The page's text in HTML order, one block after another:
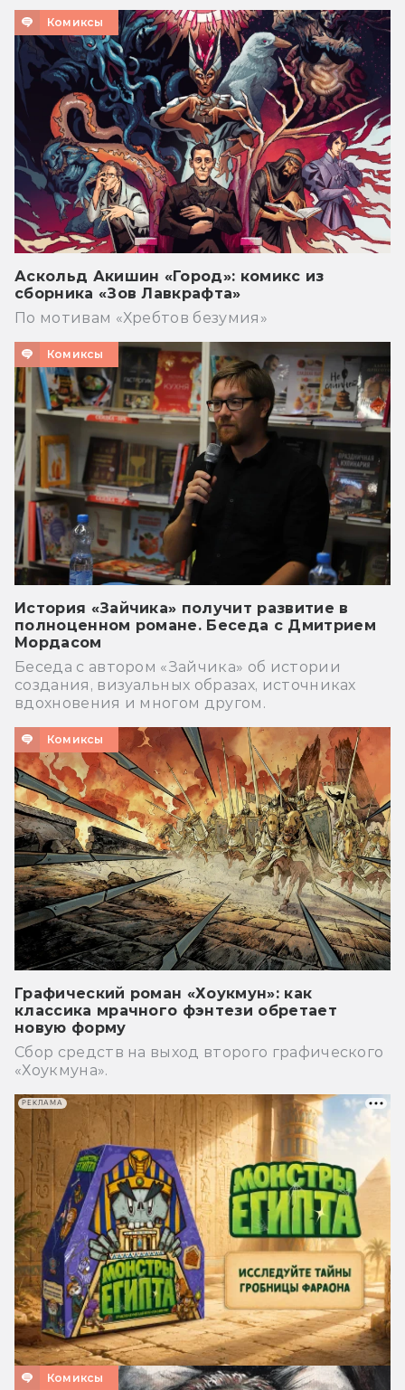
Комиксы
Аскольд Акишин «Город»: комикс из
сборника «Зов Лавкрафта»
По мотивам «Хребтов безумия»
Комиксы
История «Зайчика» получит развитие в
полноценном романе. Беседа с Дмитрием
Мордасом
Беседа с автором «Зайчика» об истории
создания, визуальных образах, источниках
вдохновения и многом другом.
Комиксы
Графический роман «Хоукмун»: как
классика мрачного фэнтези обретает
новую форму
Сбор средств на выход второго графического
«Хоукмуна».
Комиксы
РЕКЛАМА